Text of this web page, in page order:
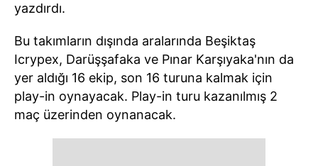
yazdırdı.
Bu takımların dışında aralarında Beşiktaş
Icrypex, Darüşşafaka ve Pınar Karşıyaka'nın da
yer aldığı 16 ekip, son 16 turuna kalmak için
play-in oynayacak. Play-in turu kazanılmış 2
maç üzerinden oynanacak.